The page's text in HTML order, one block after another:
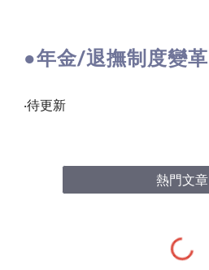
●年金/退撫制度變革
‧待更新
熱門文章